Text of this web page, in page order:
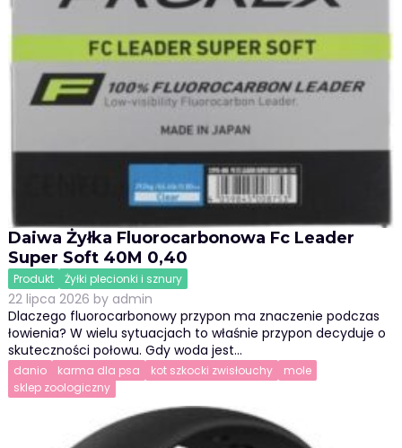
Daiwa Żyłka Fluorocarbonowa Fc Leader
Super Soft 40M 0,40
Produkt Żyłki plecionki i sznury
22 lipca 2026 by admin
Dlaczego fluorocarbonowy przypon ma znaczenie podczas
łowienia? W wielu sytuacjach to właśnie przypon decyduje o
skuteczności połowu. Gdy woda jest…
danio karma dla psa kot szkocki zwisłouchy
mole
sklep zoologiczny